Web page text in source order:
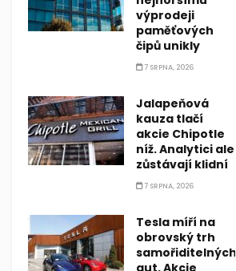
výprodeji
paměťových
čipů unikly
7 SRPNA, 2026
Jalapeňová
kauza tlačí
akcie Chipotle
níž. Analytici ale
zůstávají klidní
7 SRPNA, 2026
Tesla míří na
obrovský trh
samořiditelných